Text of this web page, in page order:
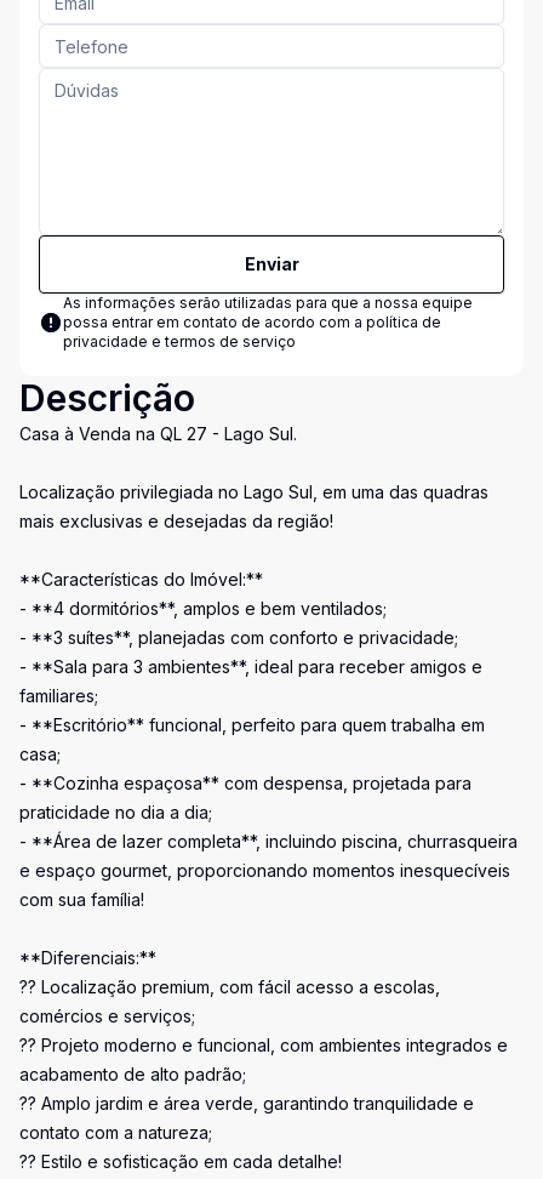
Enviar
As informações serão utilizadas para que a nossa equipe
possa entrar em contato de acordo com a política de
privacidade e termos de serviço
Descrição
Casa à Venda na QL 27 - Lago Sul.
Localização privilegiada no Lago Sul, em uma das quadras
mais exclusivas e desejadas da região!
**Características do Imóvel:**
- **4 dormitórios**, amplos e bem ventilados;
- **3 suítes**, planejadas com conforto e privacidade;
- **Sala para 3 ambientes**, ideal para receber amigos e
familiares;
- **Escritório** funcional, perfeito para quem trabalha em
casa;
- **Cozinha espaçosa** com despensa, projetada para
praticidade no dia a dia;
- **Área de lazer completa**, incluindo piscina, churrasqueira
e espaço gourmet, proporcionando momentos inesquecíveis
com sua família!
**Diferenciais:**
?? Localização premium, com fácil acesso a escolas,
comércios e serviços;
?? Projeto moderno e funcional, com ambientes integrados e
acabamento de alto padrão;
?? Amplo jardim e área verde, garantindo tranquilidade e
contato com a natureza;
?? Estilo e sofisticação em cada detalhe!